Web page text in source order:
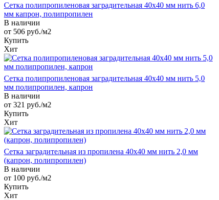
Сетка полипропиленовая заградительная 40х40 мм нить 6,0
мм капрон, полипропилен
В наличии
от 506 руб./м2
Купить
Хит
Сетка полипропиленовая заградительная 40х40 мм нить 5,0
мм полипропилен, капрон
В наличии
от 321 руб./м2
Купить
Хит
Сетка заградительная из пропилена 40х40 мм нить 2,0 мм
(капрон, полипропилен)
В наличии
от 100 руб./м2
Купить
Хит